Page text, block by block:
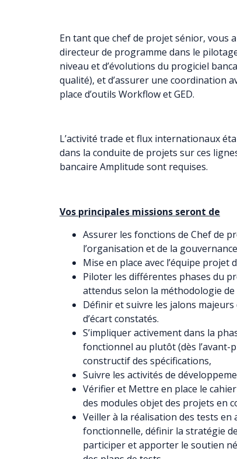
En tant que chef de projet sénior, vous
directeur de programme dans le
niveau et d’évolutions du progiciel
qualité), et d’assurer une coordination
place d’outils Workflow et GED.
L’activité trade et flux internationaux
dans la conduite de projets sur ces
bancaire Amplitude sont requises.
Vos principales missions seront de
Assurer les fonctions de Chef de
l’organisation et de la
Mise en place avec l’équipe
Piloter les différentes phases du
attendus selon la méthodologie
Définir et suivre les jalons
d’écart constatés.
S’impliquer activement dans la
fonctionnel au plutôt (dès
constructif des spécifications,
Suivre les activités de
Vérifier et Mettre en place le
des modules objet des projets en
Veiller à la réalisation des tests
fonctionnelle, définir la stratégie
participer et apporter le soutien